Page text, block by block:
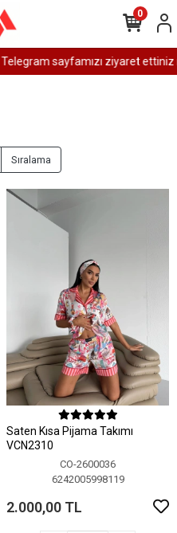
Telegram sayfamızı ziyaret ettiniz
0
Sıralama
Saten Kısa Pijama Takımı
VCN2310
CO-2600036
6242005998119
2.000,00 TL